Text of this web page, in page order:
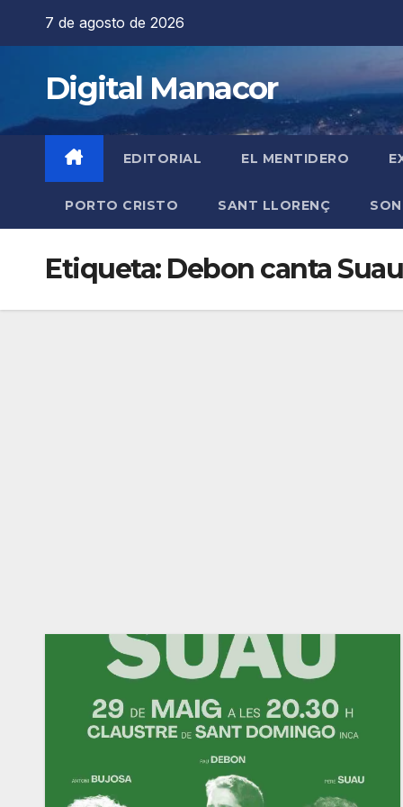
7 de agosto de 2026
Digital Manacor
EDITORIAL EL MENTIDERO
PORTO CRISTO SANT LLORENÇ
Etiqueta: Debon canta Suau